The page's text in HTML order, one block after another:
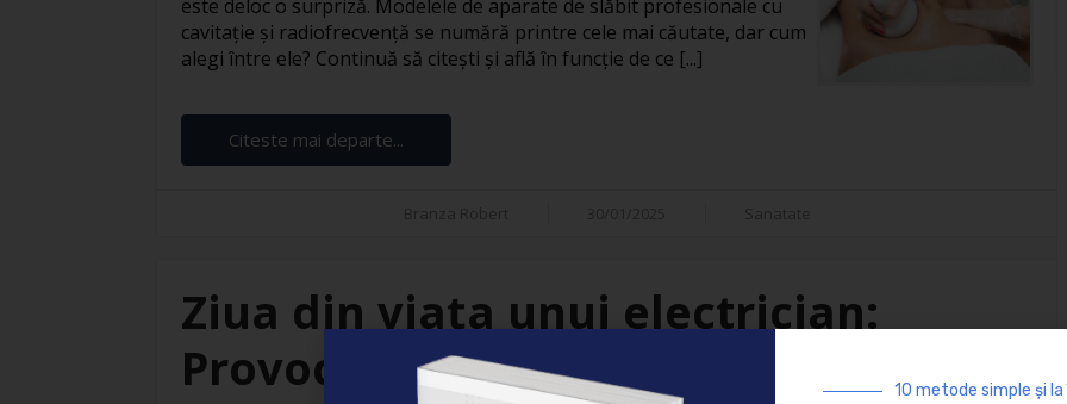
este deloc o surpriză. Modelele de aparate de slăbit profesionale cu
cavitație și radiofrecvență se numără printre cele mai căutate, dar cum
alegi între ele? Continuă să citești și află în funcție de ce [...]
Citeste mai departe...
Ziua din viața unui electrician:
Provocări și satisfacții
10 metode simple și